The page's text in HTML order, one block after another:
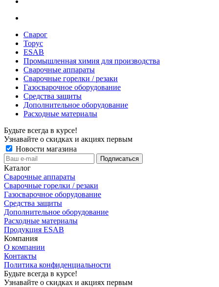
Сварог
Торус
ESAB
Промышленная химия для производства
Сварочные аппараты
Сварочные горелки / резаки
Газосварочное оборудование
Средства защиты
Дополнительное оборудование
Расходные материалы
Будьте всегда в курсе!
Узнавайте о скидках и акциях первым
Новости магазина
Каталог
Сварочные аппараты
Сварочные горелки / резаки
Газосварочное оборудование
Средства защиты
Дополнительное оборудование
Расходные материалы
Продукция ESAB
Компания
О компании
Контакты
Политика конфиденциальности
Будьте всегда в курсе!
Узнавайте о скидках и акциях первым